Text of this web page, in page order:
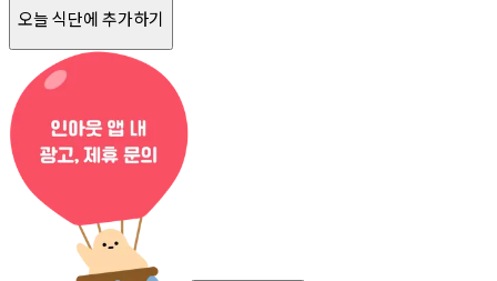
오늘 식단에 추가하기